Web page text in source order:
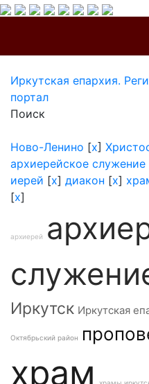
Иркутская епархия.
портал
Поиск
Ново-Ленино [x]
архиерейское служение
иерей [x] диакон [x]
[x]
архиерей
Иркутск Иркутская
Октябрьский район
храм